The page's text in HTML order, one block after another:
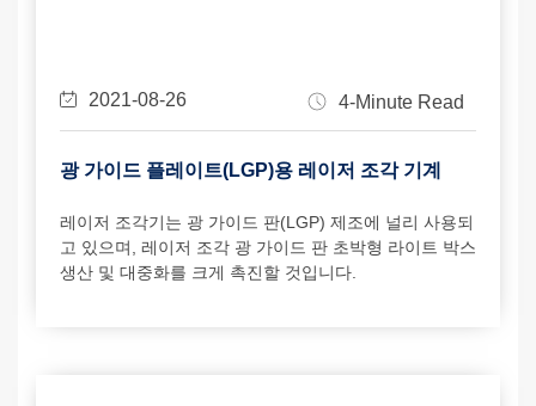
2021-08-26 4-Minute Read
광 가이드 플레이트(LGP)용 레이저 조각 기계
레이저 조각기는 광 가이드 판(LGP) 제조에 널리 사용되
고 있으며, 레이저 조각 광 가이드 판 초박형 라이트 박스
생산 및 대중화를 크게 촉진할 것입니다.